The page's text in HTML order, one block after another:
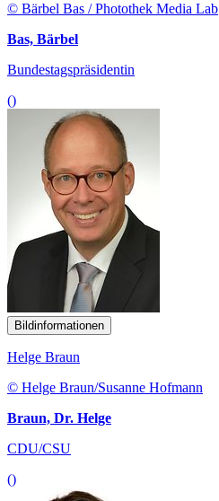
© Bärbel Bas / Photothek Media Lab
Bas, Bärbel
Bundestagspräsidentin
()
Bildinformationen
Helge Braun
© Helge Braun/Susanne Hofmann
Braun, Dr. Helge
CDU/CSU
()